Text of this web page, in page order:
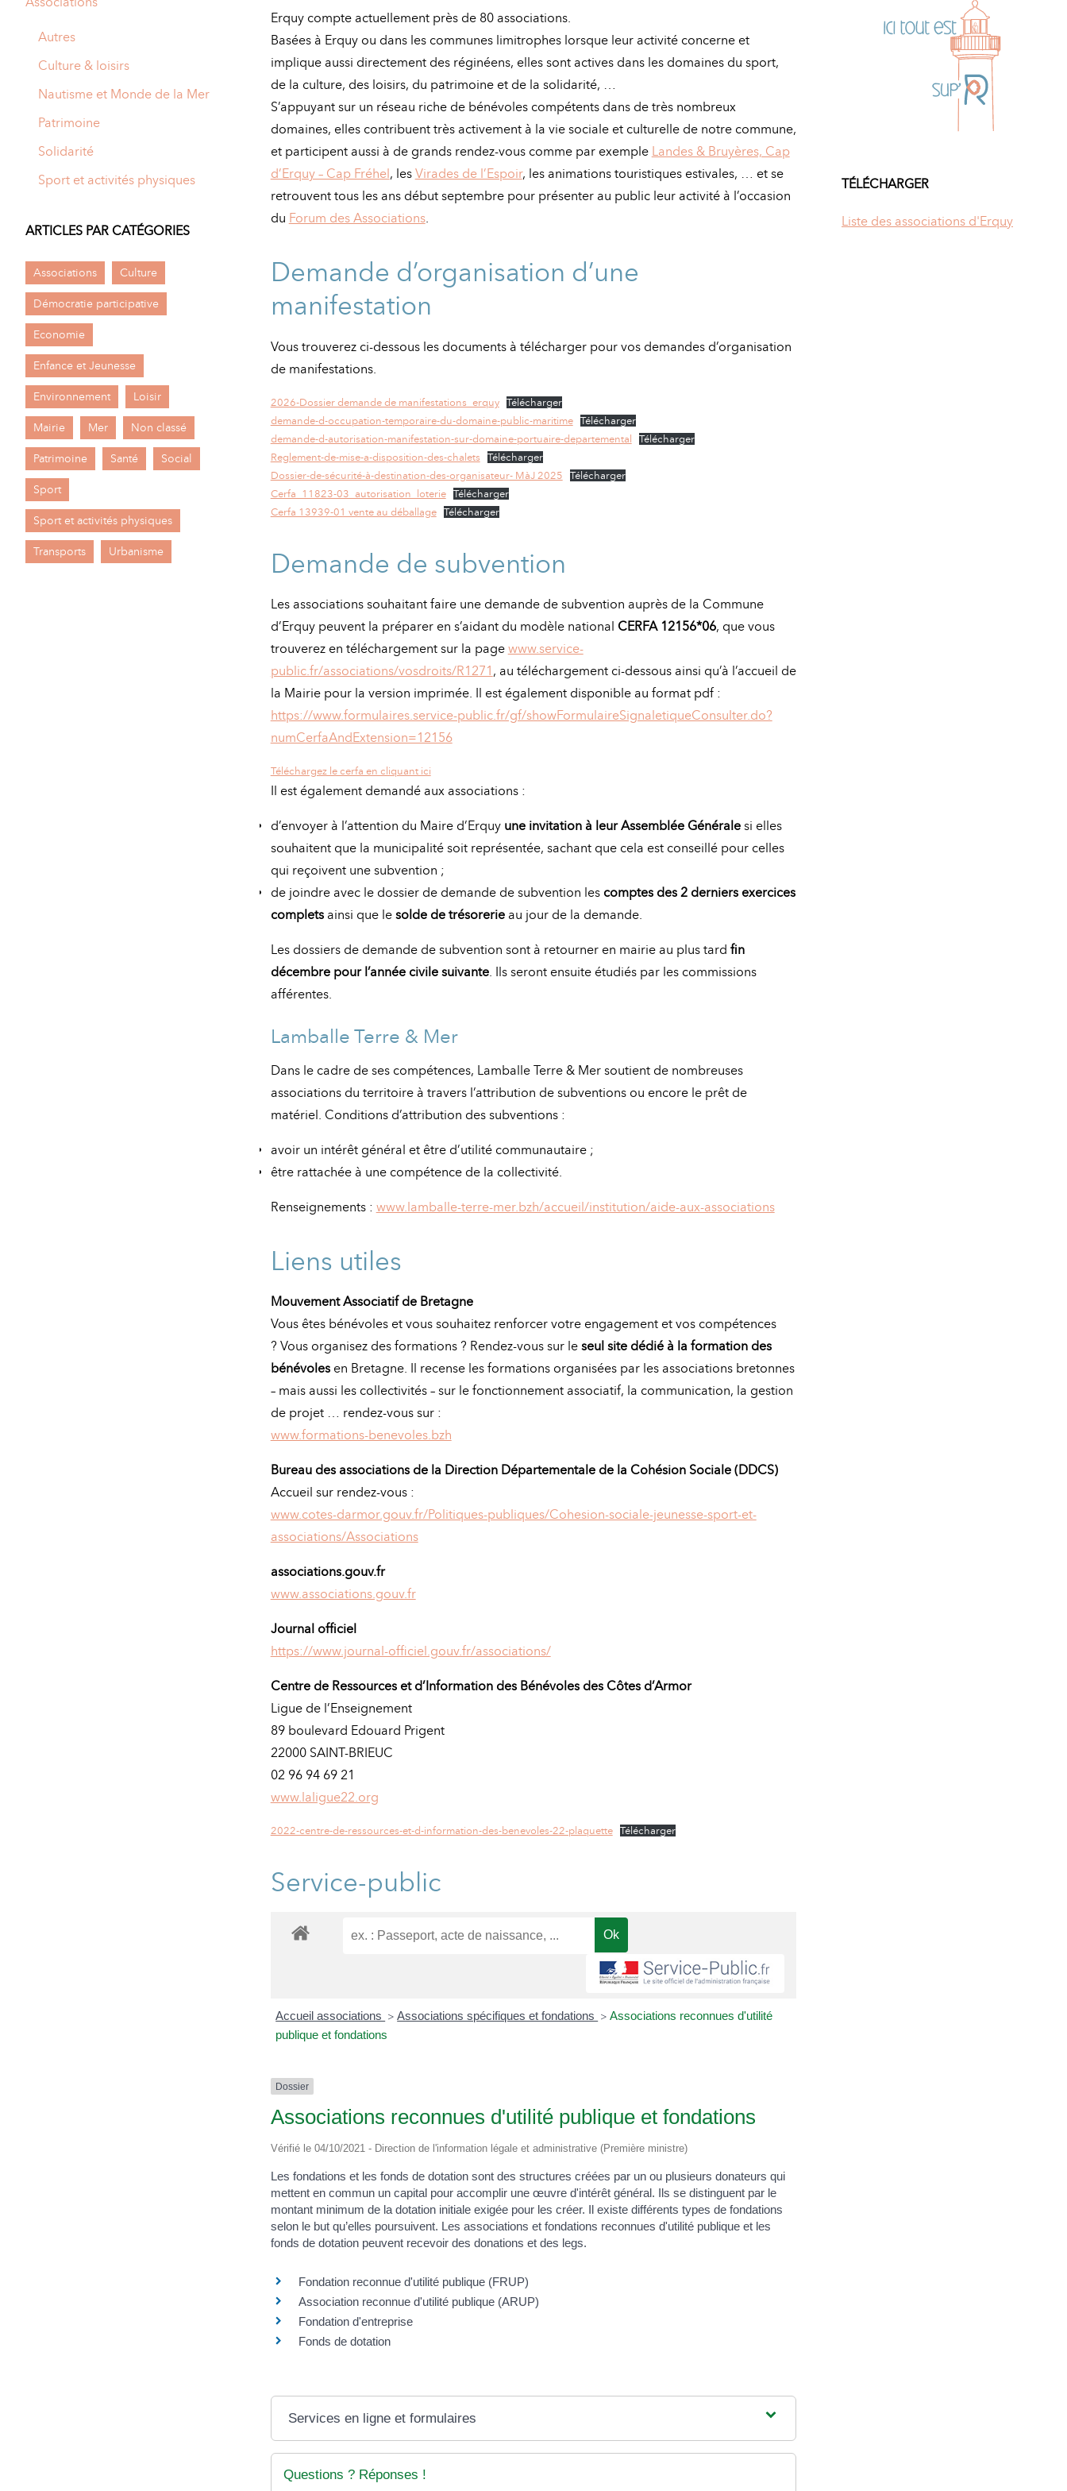
R
Erquy compte actuellement près de 80 associations.
Basées à Erquy ou dans les communes limitrophes lorsque leur activité concerne et
implique aussi directement des réginéens, elles sont actives dans les domaines du sport,
de la culture, des loisirs, du patrimoine et de la solidarité, …
S’appuyant sur un réseau riche de bénévoles compétents dans de très nombreux
domaines, elles contribuent très activement à la vie sociale et culturelle de notre commune,
et participent aussi à de grands rendez-vous comme par exemple Landes & Bruyères, Cap
d’Erquy – Cap Fréhel , les Virades de l’Espoir, les animations touristiques estivales, … et se
retrouvent tous les ans début septembre pour présenter au public leur activité à l’occasion
du Forum des Associations.
Demande d’organisation d’une
manifestation
Vous trouverez ci-dessous les documents à télécharger pour vos demandes d’organisation
de manifestations.
2026-Dossier demande de manifestations_erquy
Télécharger
demande-d-occupation-temporaire-du-domaine-public-maritime
Télécharger
demande-d-autorisation-manifestation-sur-domaine-portuaire-departemental
Télécharger
Reglement-de-mise-a-disposition-des-chalets
Télécharger
Dossier-de-sécurité-à-destination-des-organisateur- MàJ 2025
Télécharger
Cerfa_11823-03_autorisation_loterie
Télécharger
Cerfa 13939-01 vente au déballage
Télécharger
Demande de subvention
Les associations souhaitant faire une demande de subvention auprès de la Commune
d’Erquy peuvent la préparer en s’aidant du modèle national CERFA 12156*06, que vous
trouverez en téléchargement sur la page www.service-
public.fr/associations/vosdroits/R1271 , au téléchargement ci-dessous ainsi qu’à l’accueil de
la Mairie pour la version imprimée. Il est également disponible au format pdf :
https://www.formulaires.service-public.fr/gf/showFormulaireSignaletiqueConsulter.do?
numCerfaAndExtension=12156
Téléchargez le cerfa en cliquant ici
Il est également demandé aux associations :
d’envoyer à l’attention du Maire d’Erquy une invitation à leur Assemblée Généralesi elles
souhaitent que la municipalité soit représentée, sachant que cela est conseillé pour celles
qui reçoivent une subvention ;
de joindre avec le dossier de demande de subvention les comptes des 2 derniers exercices
completsainsi que le solde de trésorerieau jour de la demande.
Les dossiers de demande de subvention sont à retourner en mairie au plus tard fin
décembre pour l’année civile suivante. Ils seront ensuite étudiés par les commissions
afférentes.
Lamballe Terre & Mer
Dans le cadre de ses compétences, Lamballe Terre & Mer soutient de nombreuses
associations du territoire à travers l’attribution de subventions ou encore le prêt de
matériel. Conditions d’attribution des subventions :
avoir un intérêt général et être d’utilité communautaire ;
être rattachée à une compétence de la collectivité.
Renseignements : www.lamballe-terre-mer.bzh/accueil/institution/aide-aux-associations
Liens utiles
Mouvement Associatif de Bretagne
Vous êtes bénévoles et vous souhaitez renforcer votre engagement et vos compétences
? Vous organisez des formations ? Rendez-vous sur le seul site dédié à la formation des
bénévolesen Bretagne. Il recense les formations organisées par les associations bretonnes
– mais aussi les collectivités – sur le fonctionnement associatif, la communication, la gestion
de projet … rendez-vous sur :
www.formations-benevoles.bzh
Bureau des associations de la Direction Départementale de la Cohésion Sociale (DDCS)
Accueil sur rendez-vous :
www.cotes-darmor.gouv.fr/Politiques-publiques/Cohesion-sociale-jeunesse-sport-et-
associations/Associations
associations.gouv.fr
www.associations.gouv.fr
Journal officiel
https://www.journal-officiel.gouv.fr/associations/
Centre de Ressources et d’Information des Bénévoles des Côtes d’Armor
Ligue de l’Enseignement
89 boulevard Edouard Prigent
22000 SAINT-BRIEUC
02 96 94 69 21
www.laligue22.org
2022-centre-de-ressources-et-d-information-des-benevoles-22-plaquette Télécharger
Service-public
Accueil associations > Associations spécifiques et fondations > Associations reconnues d'utilité
publique et fondations
Dossier
Associations reconnues d'utilité publique et fondations
Vérifié le 04/10/2021 - Direction de l'information légale et administrative (Première ministre)
Les fondations et les fonds de dotation sont des structures créées par un ou plusieurs donateurs qui
mettent en commun un capital pour accomplir une œuvre d'intérêt général. Ils se distinguent par le
montant minimum de la dotation initiale exigée pour les créer. Il existe différents types de fondations
selon le but qu’elles poursuivent. Les associations et fondations reconnues d'utilité publique et les
fonds de dotation peuvent recevoir des donations et des legs.
Fondation reconnue d'utilité publique (FRUP)
Association reconnue d'utilité publique (ARUP)
Fondation d'entreprise
Fonds de dotation
Services en ligne et formulaires
Questions ? Réponses !
Autres
Culture & loisirs
Nautisme et Monde de la Mer
Patrimoine
Solidarité
Sport et activités physiques
ARTICLES PAR CATÉGORIES
Associations Culture
Démocratie participative
Economie
Enfance et Jeunesse
Environnement Loisir
Mairie Mer Non classé
Patrimoine Santé Social
Sport
Sport et activités physiques
Transports Urbanisme
TÉLÉCHARGER
Liste des associations d'Erquy